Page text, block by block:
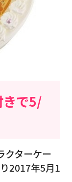
きで5/
クターケー
2017年5月1